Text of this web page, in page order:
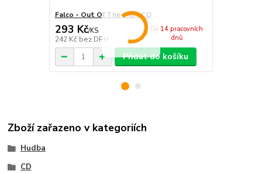
Falco - Out Of The Dark CD
293 Kč/KS
242 Kč bez DPH
Do 14 pracovních
dnů
Přidat do košíku
Zboží zařazeno v kategoriích
Hudba
CD